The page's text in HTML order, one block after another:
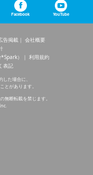
Facebook YouTube
告掲載
会社概要
）
利用規約
表記
た場合に、
とがあります。
無断転載を禁じます。